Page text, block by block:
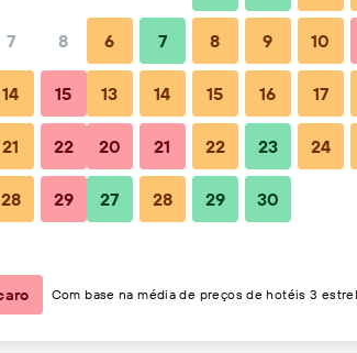
próximas
1 quarto
7 8
14 15
21 22
28 29
6 7 8 9 10
13 14 15 16 17
20 21 22 23 24
27 28 29 30
Com base na média de preços de hotéis 3